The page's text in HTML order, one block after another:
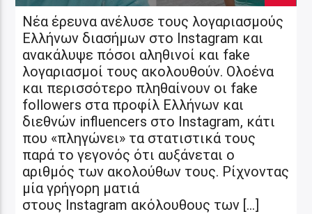
Νέα έρευνα ανέλυσε τους λογαριασμούς
Ελλήνων διασήμων στο Instagram και
ανακάλυψε πόσοι αληθινοί και fake
λογαριασμοί τους ακολουθούν. Ολοένα
και περισσότερο πληθαίνουν οι fake
followers στα προφίλ Ελλήνων και
διεθνών influencers στο Instagram, κάτι
που «πληγώνει» τα στατιστικά τους
παρά το γεγονός ότι αυξάνεται ο
αριθμός των ακολούθων τους. Ρίχνοντας
μία γρήγορη ματιά
στους Instagram ακόλουθους των […]